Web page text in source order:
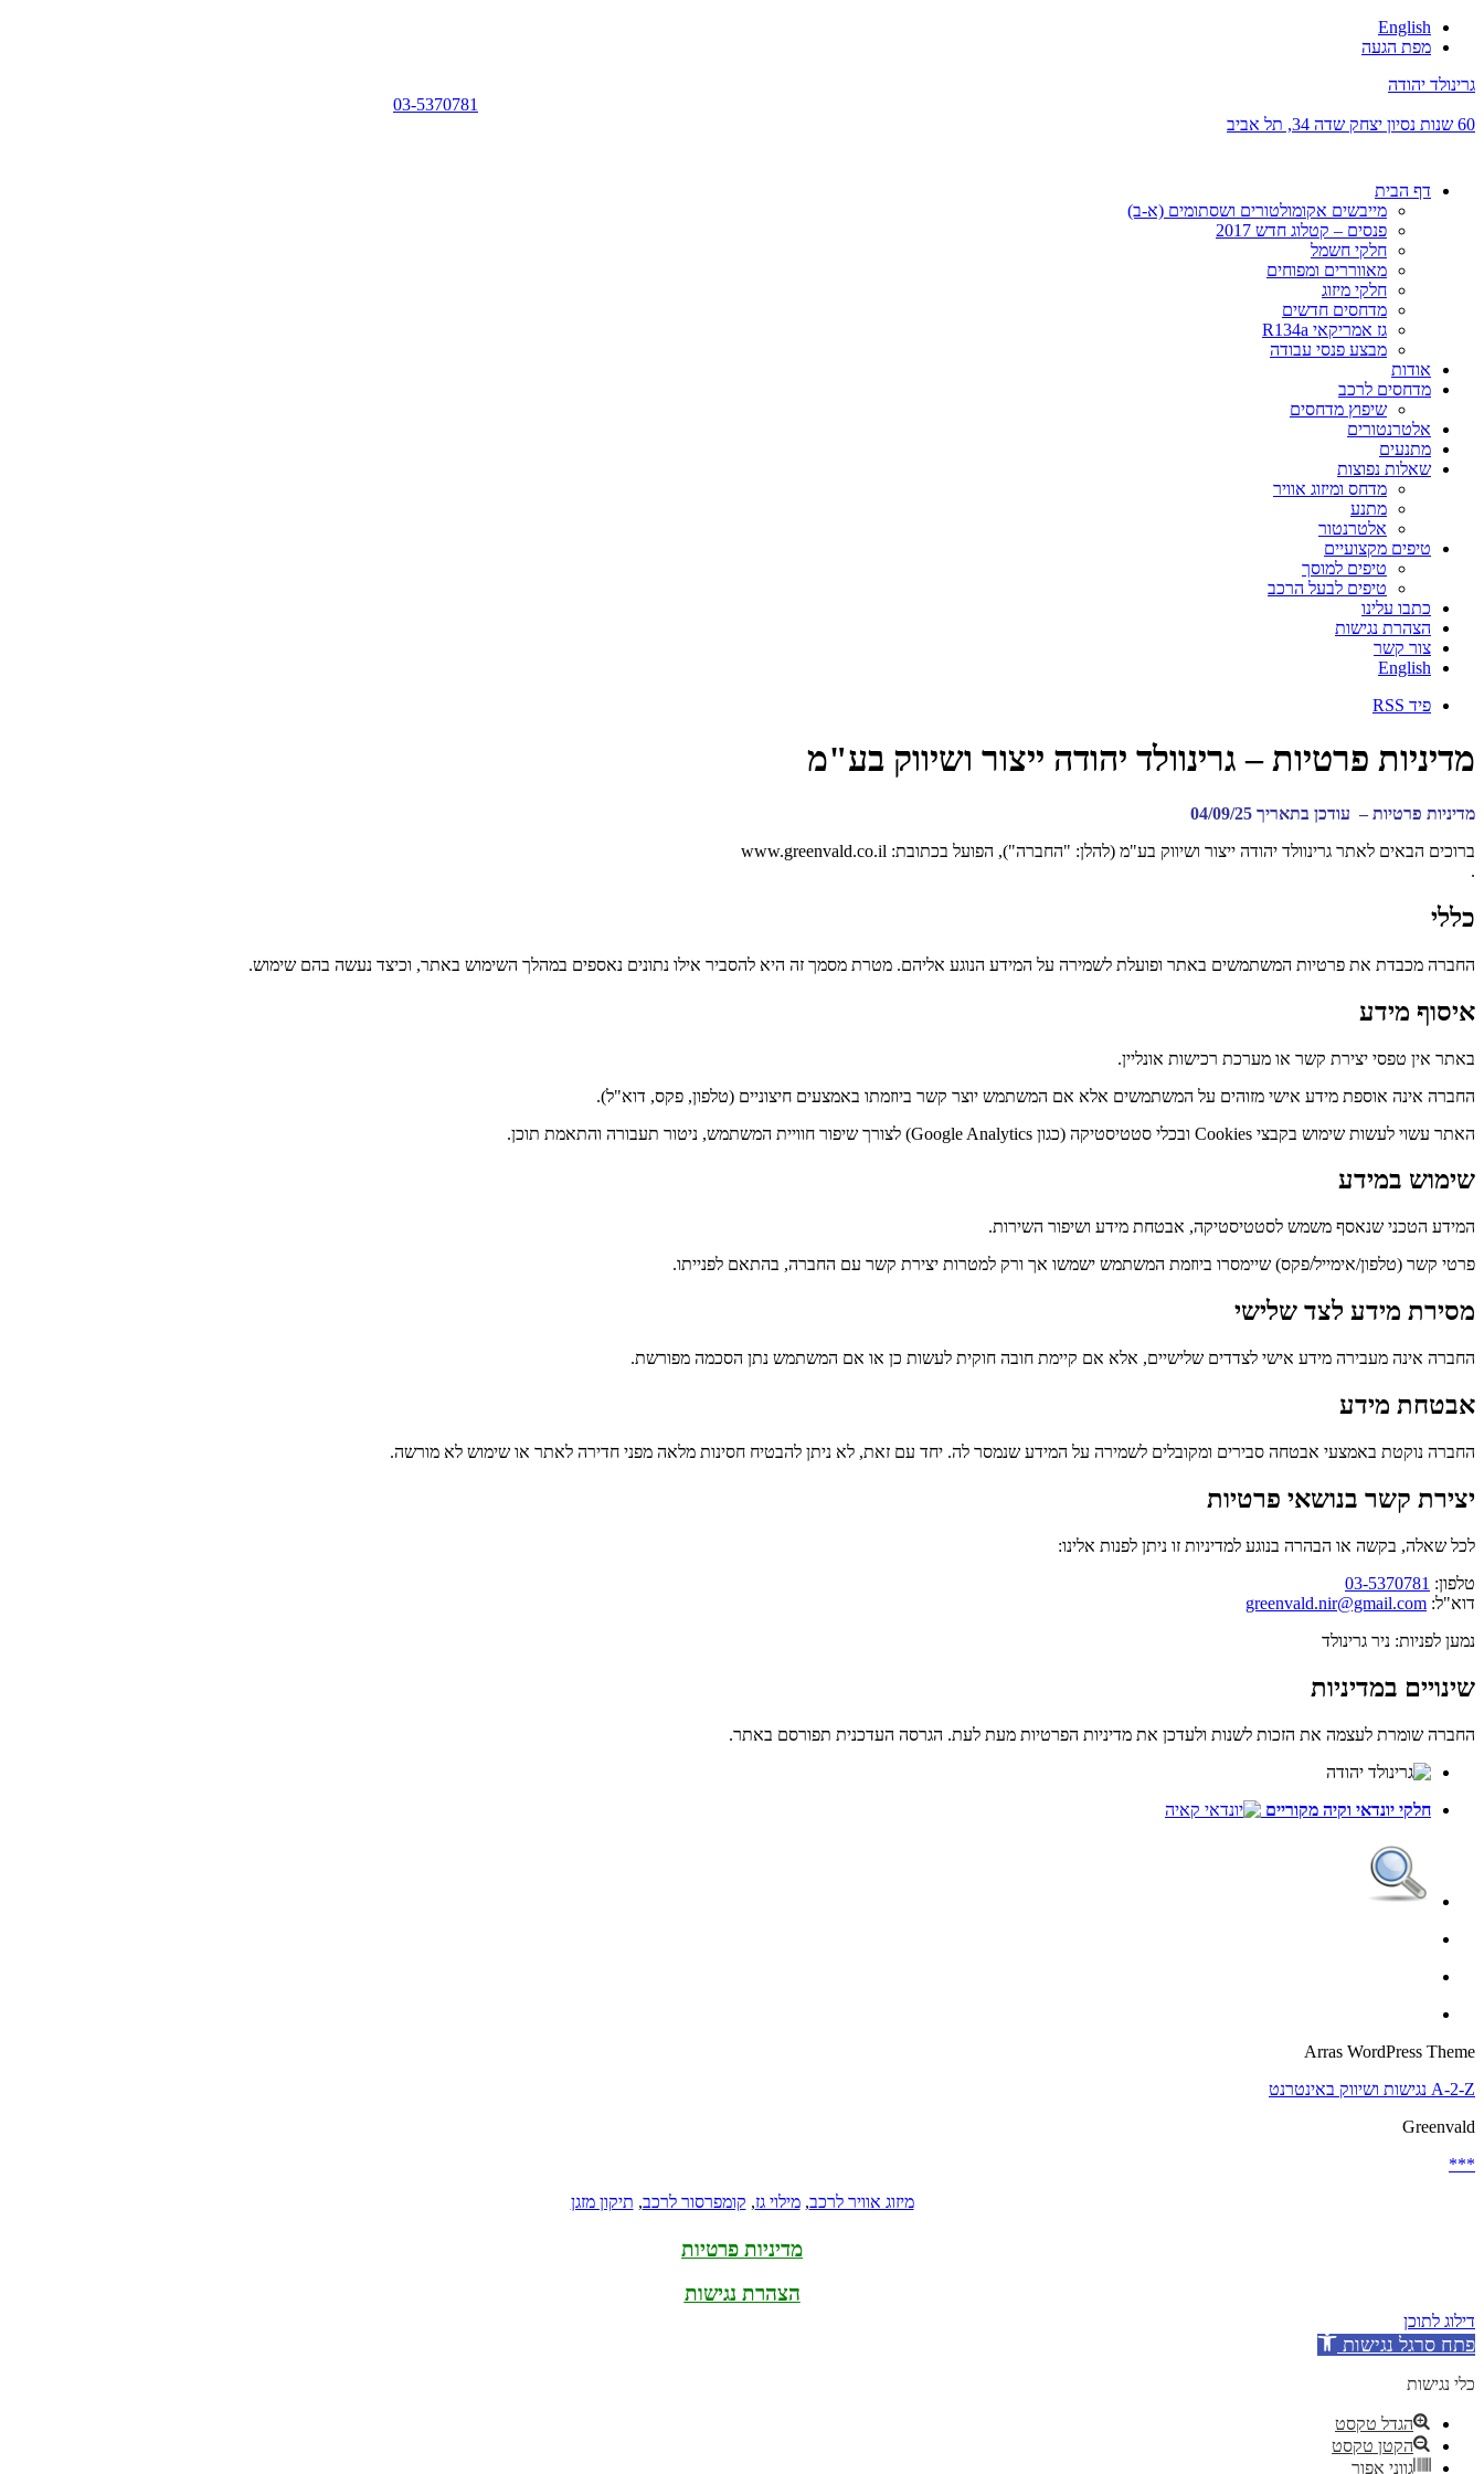
English
מפת הגעה
גרינולד יהודה
03-5370781
60 שנות נסיון
יצחק שדה 34, תל אביב
דף הבית
מייבשים אקומולטורים ושסתומים (א-ב)
פנסים – קטלוג חדש 2017
חלקי חשמל
מאווררים ומפוחים
חלקי מיזוג
מדחסים חדשים
גז אמריקאי R134a
מבצע פנסי עבודה
אודות
מדחסים לרכב
שיפוץ מדחסים
אלטרנטורים
מתנעים
שאלות נפוצות
מדחס ומיזוג אוויר
מתנע
אלטרנטור
טיפים מקצועיים
טיפים למוסך
טיפים לבעל הרכב
כתבו עלינו
הצהרת נגישות
צור קשר
English
פיד RSS
מדיניות פרטיות – גרינוולד יהודה ייצור ושיווק בע"מ
מדיניות פרטיות – עודכן בתאריך 04/09/25
ברוכים הבאים לאתר גרינוולד יהודה ייצור ושיווק בע"מ (להלן: "החברה"), הפועל בכתובת: www.greenvald.co.il
.
כללי
החברה מכבדת את פרטיות המשתמשים באתר ופועלת לשמירה על המידע הנוגע אליהם. מטרת מסמך זה היא להסביר אילו נתונים נאספים במהלך השימוש באתר, וכיצד נעשה בהם שימוש.
איסוף מידע
באתר אין טפסי יצירת קשר או מערכת רכישות אונליין.
החברה אינה אוספת מידע אישי מזוהים על המשתמשים אלא אם המשתמש יוצר קשר ביוזמתו באמצעים חיצוניים (טלפון, פקס, דוא"ל).
האתר עשוי לעשות שימוש בקבצי Cookies ובכלי סטטיסטיקה (כגון Google Analytics) לצורך שיפור חוויית המשתמש, ניטור תעבורה והתאמת תוכן.
שימוש במידע
המידע הטכני שנאסף משמש לסטטיסטיקה, אבטחת מידע ושיפור השירות.
פרטי קשר (טלפון/אימייל/פקס) שיימסרו ביוזמת המשתמש ישמשו אך ורק למטרות יצירת קשר עם החברה, בהתאם לפנייתו.
מסירת מידע לצד שלישי
החברה אינה מעבירה מידע אישי לצדדים שלישיים, אלא אם קיימת חובה חוקית לעשות כן או אם המשתמש נתן הסכמה מפורשת.
אבטחת מידע
החברה נוקטת באמצעי אבטחה סבירים ומקובלים לשמירה על המידע שנמסר לה. יחד עם זאת, לא ניתן להבטיח חסינות מלאה מפני חדירה לאתר או שימוש לא מורשה.
יצירת קשר בנושאי פרטיות
לכל שאלה, בקשה או הבהרה בנוגע למדיניות זו ניתן לפנות אלינו:
טלפון: 03-5370781
דוא"ל: greenvald.nir@gmail.com
נמען לפניות: ניר גרינולד
שינויים במדיניות
החברה שומרת לעצמה את הזכות לשנות ולעדכן את מדיניות הפרטיות מעת לעת. הגרסה העדכנית תפורסם באתר.
חלקי יונדאי וקיה מקוריים
Arras WordPress Theme
A-2-Z נגישות ושיווק באינטרנט
Greenvald
***
מיזוג אוויר לרכב,מילוי גז, קומפרסור לרכב, תיקון מזגן
מדיניות פרטיות
הצהרת נגישות
דילוג לתוכן
פתח סרגל נגישות
כלי נגישות
הגדל טקסט
הקטן טקסט
גווני אפור